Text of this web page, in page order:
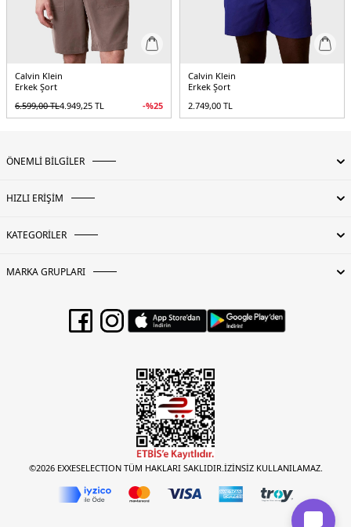
Calvin Klein
Erkek Şort
6.599,00TL4.949,25 TL -%25
Calvin Klein
Erkek Şort
2.749,00 TL
ÖNEMLİ BİLGİLER
HIZLI ERİŞİM
KATEGORİLER
MARKA GRUPLARI
©2026 EXXESELECTION TÜM HAKLARI SAKLIDIR.İZİNSİZ KULLANILAMAZ.